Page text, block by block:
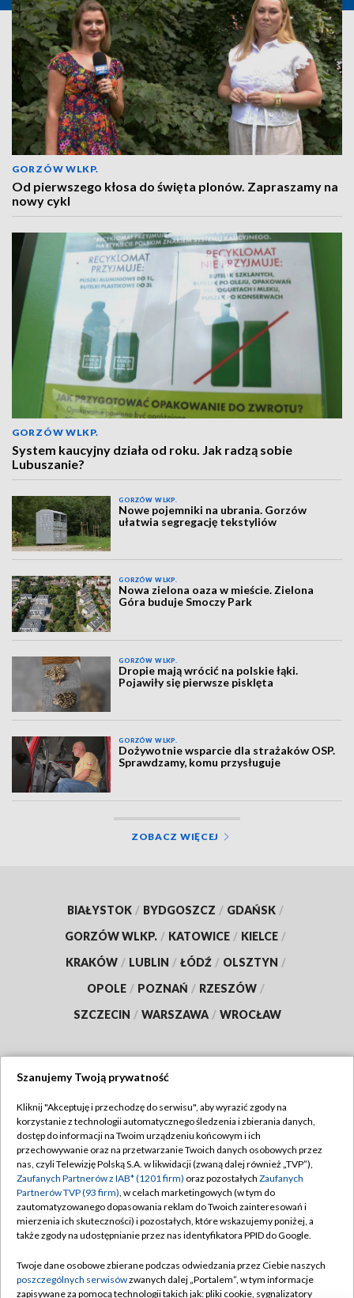
GORZÓW WLKP.
Od pierwszego kłosa do święta plonów. Zapraszamy na
nowy cykl
GORZÓW WLKP.
System kaucyjny działa od roku. Jak radzą sobie
Lubuszanie?
GORZÓW WLKP.
Nowe pojemniki na ubrania. Gorzów
ułatwia segregację tekstyliów
GORZÓW WLKP.
Nowa zielona oaza w mieście. Zielona
Góra buduje Smoczy Park
GORZÓW WLKP.
Dropie mają wrócić na polskie łąki.
Pojawiły się pierwsze pisklęta
GORZÓW WLKP.
Dożywotnie wsparcie dla strażaków OSP.
Sprawdzamy, komu przysługuje
ZOBACZ WIĘCEJ
BIAŁYSTOK / BYDGOSZCZ / GDAŃSK /
GORZÓW WLKP. / KATOWICE / KIELCE /
KRAKÓW / LUBLIN / ŁÓDŹ / OLSZTYN /
OPOLE / POZNAŃ / RZESZÓW /
SZCZECIN / WARSZAWA / WROCŁAW
TVP
Abonament TVP
Emisja w TVP
Centrum informacji TVP
Naziemna Telewizja Cyfrowa
Rada Programowa
Regulamin TVP
Polityka prywatności
Moje zgody
Pomoc
Kontakt
Szanujemy Twoją prywatność
Kliknij "Akceptuję i przechodzę do serwisu", aby wyrazić zgody na
korzystanie z technologii automatycznego śledzenia i zbierania danych,
dostęp do informacji na Twoim urządzeniu końcowym i ich
przechowywanie oraz na przetwarzanie Twoich danych osobowych przez
nas, czyli Telewizję Polską S.A. w likwidacji (zwaną dalej również „TVP”),
Zaufanych Partnerów z IAB* (1201 firm) oraz pozostałych Zaufanych
Partnerów TVP (93 firm), w celach marketingowych (w tym do
zautomatyzowanego dopasowania reklam do Twoich zainteresowań i
mierzenia ich skuteczności) i pozostałych, które wskazujemy poniżej, a
także zgody na udostępnianie przez nas identyfikatora PPID do Google.
Twoje dane osobowe zbierane podczas odwiedzania przez Ciebie naszych
poszczególnych serwisówzwanych dalej „Portalem”, w tym informacje
zapisywane za pomocą technologii takich jak: pliki cookie, sygnalizatory